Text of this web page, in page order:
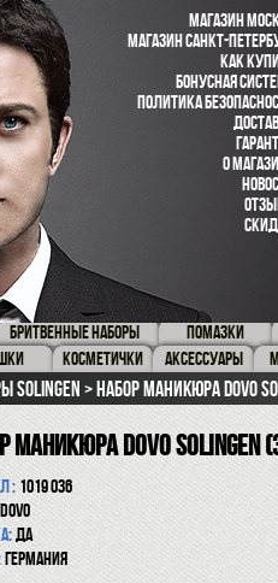
МАГАЗИН
МАГАЗИН САНКТ-
КАК
БОНУСНАЯ
ПОЛИТИКА
О
БРИТВЕННЫЕ НАБОРЫ ПОМАЗКИ
КОСМЕТИЧКИ АКСЕССУАРЫ
Solingen Набор маникюра DOVO
маникюра DOVO Solingen
: 1019 036
Dovo
да
Германия